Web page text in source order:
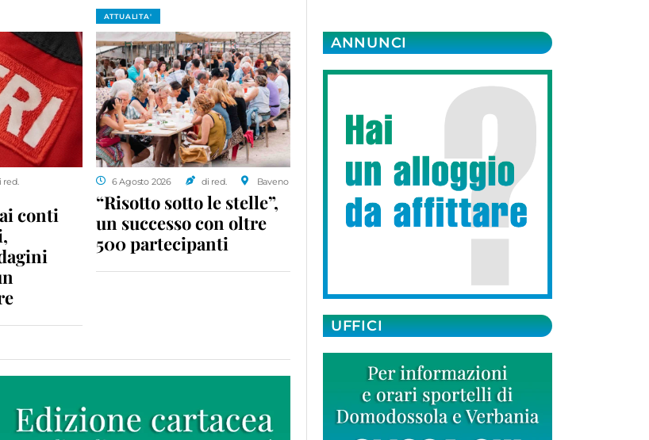
red.
conti
ATTUALITA'
6 Agosto 2026 di red. Baveno
“Risotto sotto le stelle”,
un successo con oltre
500 partecipanti
ANNUNCI
UFFICI